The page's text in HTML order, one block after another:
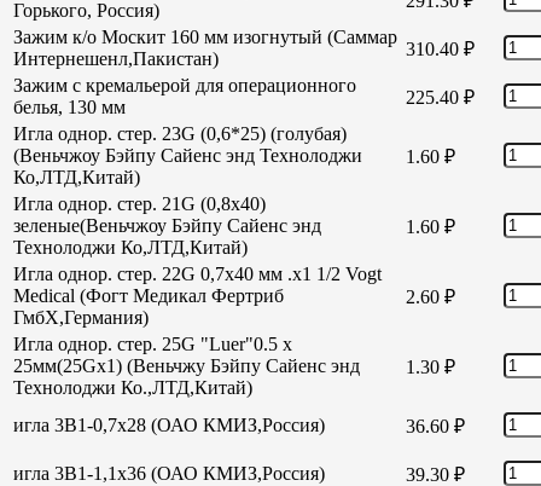
Горького, Россия)
Зажим к/о Москит 160 мм изогнутый (Саммар
Интернешенл,Пакистан)
310.40 ₽
Зажим с кремальерой для операционного
белья, 130 мм
225.40 ₽
Игла однор. стер. 23G (0,6*25) (голубая)
(Веньчжоу Бэйпу Сайенс энд Технолоджи
Ко,ЛТД,Китай)
1.60 ₽
Игла однор. стер. 21G (0,8х40)
зеленые(Веньчжоу Бэйпу Сайенс энд
Технолоджи Ко,ЛТД,Китай)
1.60 ₽
Игла однор. стер. 22G 0,7х40 мм .х1 1/2 Vogt
Medical (Фогт Медикал Фертриб
ГмбХ,Германия)
2.60 ₽
Игла однор. стер. 25G "Luer"0.5 х
25мм(25Gх1) (Веньчжу Бэйпу Сайенс энд
Технолоджи Ко.,ЛТД,Китай)
1.30 ₽
игла 3В1-0,7х28 (ОАО КМИЗ,Россия) 36.60 ₽
игла 3В1-1,1х36 (ОАО КМИЗ,Россия) 39.30 ₽